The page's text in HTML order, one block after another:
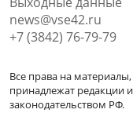
news@vse42.ru
+7 (3842) 76-79-79
Все права на
принадлежат редакции
законодательством РФ.